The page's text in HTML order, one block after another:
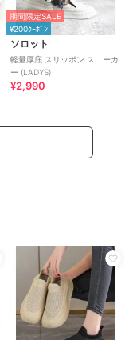
期間限定SALE
¥200ｸｰﾎﾟﾝ
ソロット
軽量厚底 スリッポン スニーカ
ー (LADYS)
¥2,990